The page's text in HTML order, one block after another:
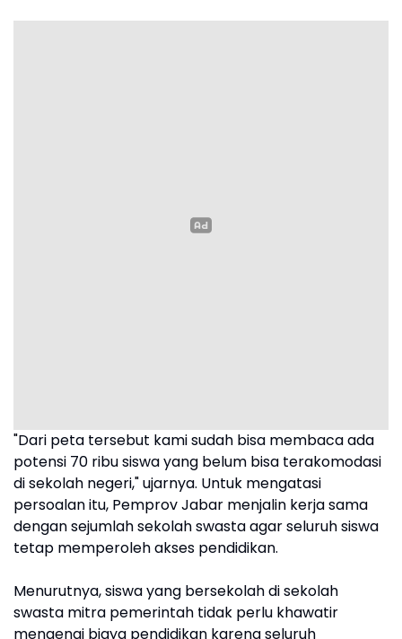
"Dari peta tersebut kami sudah bisa membaca ada
potensi 70 ribu siswa yang belum bisa terakomodasi
di sekolah negeri," ujarnya. Untuk mengatasi
persoalan itu, Pemprov Jabar menjalin kerja sama
dengan sejumlah sekolah swasta agar seluruh siswa
tetap memperoleh akses pendidikan.
Menurutnya, siswa yang bersekolah di sekolah
swasta mitra pemerintah tidak perlu khawatir
mengenai biaya pendidikan karena seluruh